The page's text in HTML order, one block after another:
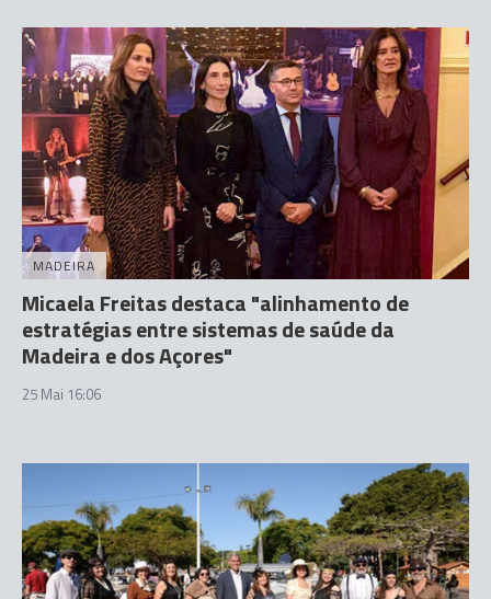
MADEIRA
Micaela Freitas destaca "alinhamento de
estratégias entre sistemas de saúde da
Madeira e dos Açores"
25 Mai 16:06